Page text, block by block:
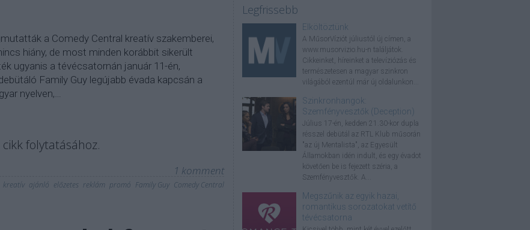
a Comedy Central kreatív szakemberei,
hiány, de most minden korábbit sikerült
ugyanis a tévécsatornán január 11-én,
Family Guy legújabb évada kapcsán a
nyelven,…
folytatásához.
1 komment
kreatív ajánló előzetes reklám promó Family Guy Comedy Central
Legfrissebb
Elköltöztünk
A MűsorVíziót júliustól új címen, a
www.musorvizio.hu-n találjátok.
Cikkeinket, híreinket a televíziózás és
természetesen a magyar szinkron
világából ezentúl már új oldalunkon...
Szinkronhangok:
Szemfényvesztők (Deception)
Július 17-én, kedden 21.30-kor dupla
résszel debütál az RTL Klub műsorán
"az új Mentalista", az Egyesült
Államokban idén indult, és egy évadot
követően be is fejezett széria, a
Szemfényvesztők. A...
Megszűnik az egyik hazai,
romantikus sorozatokat vetítő
tévécsatorna